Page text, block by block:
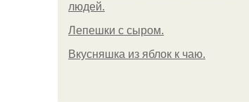
людей.
Лепешки с сыром.
Вкусняшка из яблок к чаю.